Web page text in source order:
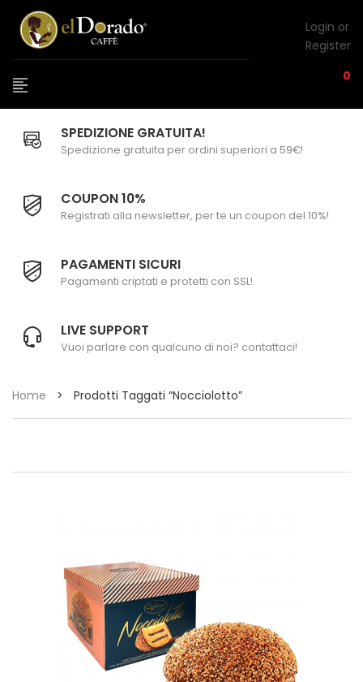
Login or
Register
0
SPEDIZIONE GRATUITA!
Spedizione gratuita per ordini superiori a 59€!
COUPON 10%
Registrati alla newsletter, per te un coupon del 10%!
PAGAMENTI SICURI
Pagamenti criptati e protetti con SSL!
LIVE SUPPORT
Vuoi parlare con qualcuno di noi? contattaci!
Home > Prodotti Taggati “nocciolotto”